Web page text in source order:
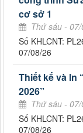
cơ sở 1
Thứ sáu -
Số KHLCNT:
07/08/26
Thiết kế và In
2026”
Thứ sáu -
Số KHLCNT:
07/08/26